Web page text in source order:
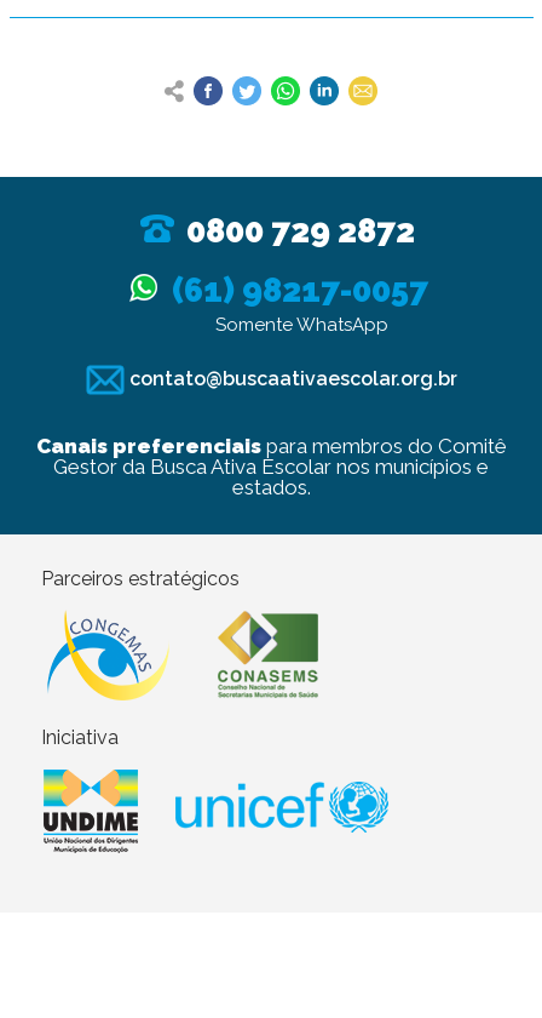
0800 729 2872
(61) 98217-0057
Somente WhatsApp
contato@buscaativaescolar.org.br
Canais preferenciaispara membros do Comitê
Gestor da Busca Ativa Escolar nos municípios e
estados.
Parceiros estratégicos
Iniciativa